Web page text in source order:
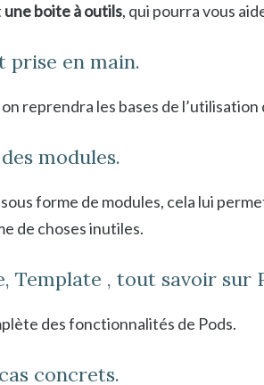
une boite à outils, qui pourra vous
prise en main.
reprendra les bases de l’utilisation
modules.
forme de modules, cela lui
de choses inutiles.
Template , tout savoir sur
des fonctionnalités de Pods.
concrets.